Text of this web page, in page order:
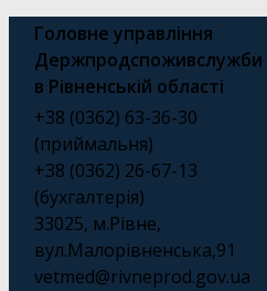
Головне управління
Держпродспоживслужби
в Рівненській області
+38 (0362) 63-36-30
(приймальня)
+38 (0362) 26-67-13
(бухгалтерія)
33025, м.Рівне,
вул.Малорівненська,91
vetmed@rivneprod.gov.ua